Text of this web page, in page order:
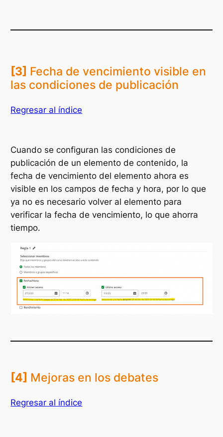
[3] Fecha de vencimiento visible en
las condiciones de publicación
Regresar al índice
Cuando se configuran las condiciones de
publicación de un elemento de contenido, la
fecha de vencimiento del elemento ahora es
visible en los campos de fecha y hora, por lo que
ya no es necesario volver al elemento para
verificar la fecha de vencimiento, lo que ahorra
tiempo.
[4] Mejoras en los debates
Regresar al índice